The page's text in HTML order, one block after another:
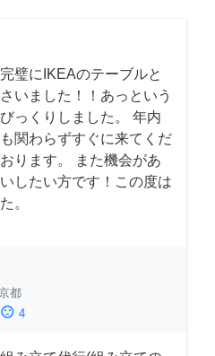
璧にIKEAのテーブルと
いました！！あっという
っくりしました。 年内
関わらずすぐに来てくだ
ります。 また機会があ
したい方です！この度は
。
都
sentiment_dissatisfied 4